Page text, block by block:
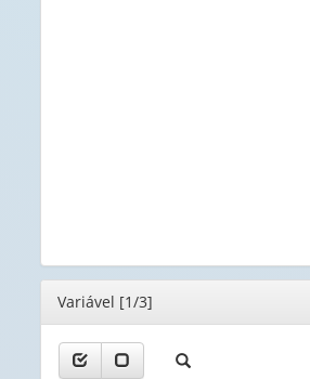
Editor
Variável [1/3]